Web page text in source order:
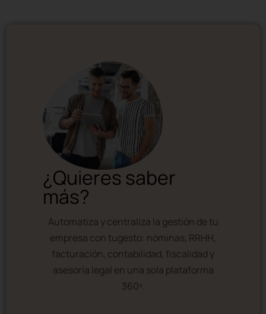
¿Quieres saber
más?
Automatiza y centraliza la gestión de tu
empresa con tugesto: nóminas, RRHH,
facturación, contabilidad, fiscalidad y
asesoría legal en una sola plataforma
360º.